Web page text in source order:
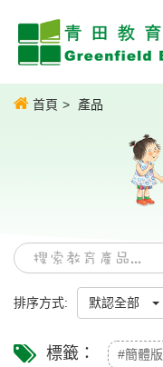
首頁 產品
排序方式: 默認全部
標籤： #簡體版